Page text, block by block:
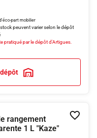
part mobilier
stock peuvent varier selon le dépôt
pratiqué par le dépôt d'Artigues.
rangement
1 L "Kaze"